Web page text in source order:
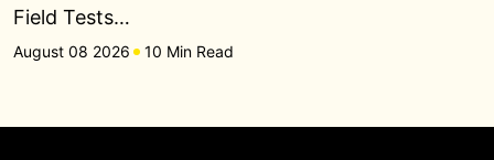
Field Tests…
August 08 2026 10 Min Read